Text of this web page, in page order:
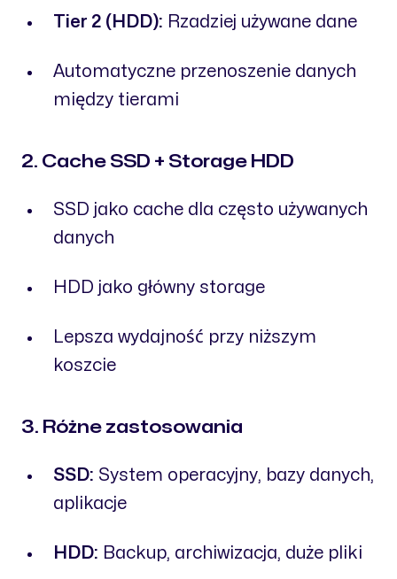
Tier 2 (HDD): Rzadziej używane dane
Automatyczne przenoszenie danych
między tierami
2. Cache SSD + Storage HDD
SSD jako cache dla często używanych
danych
HDD jako główny storage
Lepsza wydajność przy niższym
koszcie
3. Różne zastosowania
SSD: System operacyjny, bazy danych,
aplikacje
HDD: Backup, archiwizacja, duże pliki